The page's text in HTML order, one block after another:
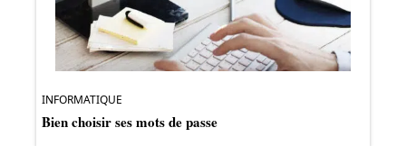
INFORMATIQUE
Bien choisir ses mots de passe